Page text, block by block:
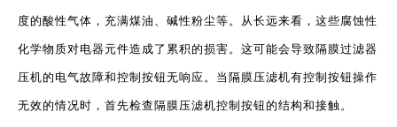
度的酸性气体，充满煤油、碱性粉尘等。从长远来看，这些腐蚀性
化学物质对电器元件造成了累积的损害。这可能会导致隔膜过滤器
压机的电气故障和控制按钮无响应。当隔膜压滤机有控制按钮操作
无效的情况时，首先检查隔膜压滤机控制按钮的结构和接触。